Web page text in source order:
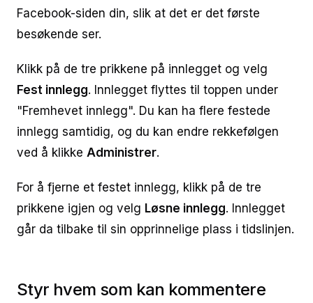
Facebook-siden din, slik at det er det første
besøkende ser.
Klikk på de tre prikkene på innlegget og velg
Fest innlegg. Innlegget flyttes til toppen under
"Fremhevet innlegg". Du kan ha flere festede
innlegg samtidig, og du kan endre rekkefølgen
ved å klikke Administrer.
For å fjerne et festet innlegg, klikk på de tre
prikkene igjen og velg Løsne innlegg. Innlegget
går da tilbake til sin opprinnelige plass i tidslinjen.
Styr hvem som kan kommentere